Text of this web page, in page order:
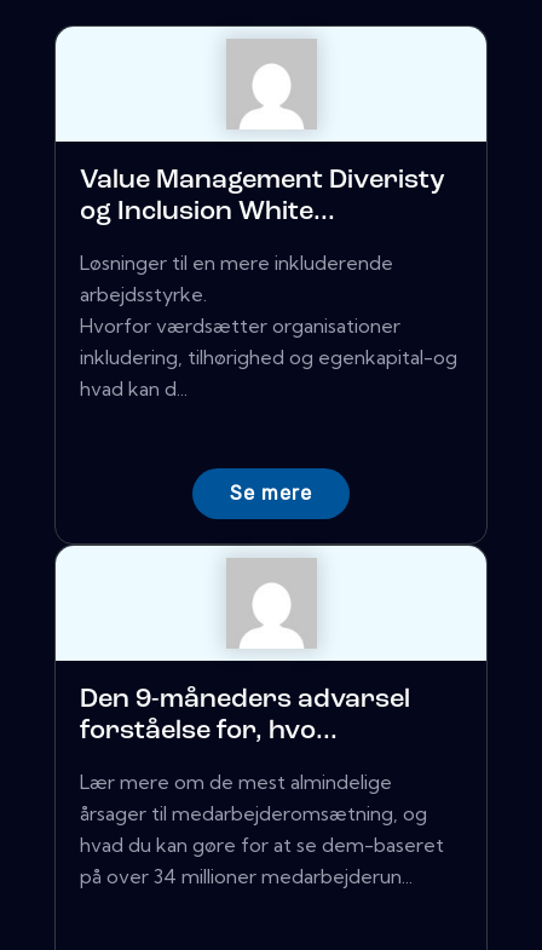
Value Management Diveristy
og Inclusion White...
Løsninger til en mere inkluderende
arbejdsstyrke.
Hvorfor værdsætter organisationer
inkludering, tilhørighed og egenkapital-og
hvad kan d...
Se mere
Den 9-måneders advarsel
forståelse for, hvo...
Lær mere om de mest almindelige
årsager til medarbejderomsætning, og
hvad du kan gøre for at se dem-baseret
på over 34 millioner medarbejderun...